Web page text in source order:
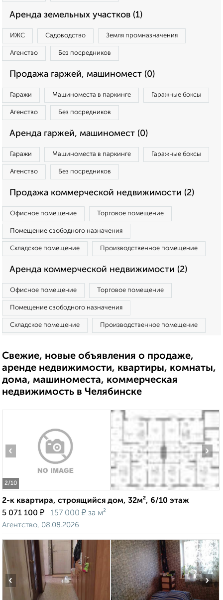
Аренда земельных участков (1)
ИЖС Садоводство Земля промназначения
Агенство Без посредников
Продажа гаржей, машиномест (0)
Гаражи Машиноместа в паркинге Гаражные боксы
Агенство Без посредников
Аренда гаржей, машиномест (0)
Гаражи Машиноместа в паркинге Гаражные боксы
Агенство Без посредников
Продажа коммерческой недвижимости (2)
Офисное помещение Торговое помещение
Помещение свободного назначения
Складское помещение Производственное помещение
Аренда коммерческой недвижимости (2)
Офисное помещение Торговое помещение
Помещение свободного назначения
Складское помещение Производственное помещение
Свежие, новые объявления о продаже,
аренде недвижимости, квартиры, комнаты,
дома, машиноместа, коммерческая
недвижимость в Челябинске
2/10
‹ ›
2-к квартира, строящийся дом, 32м², 6/10 этаж
5 071 100 ₽ 157 000 ₽ за м²
Агентство, 08.08.2026
‹ ›